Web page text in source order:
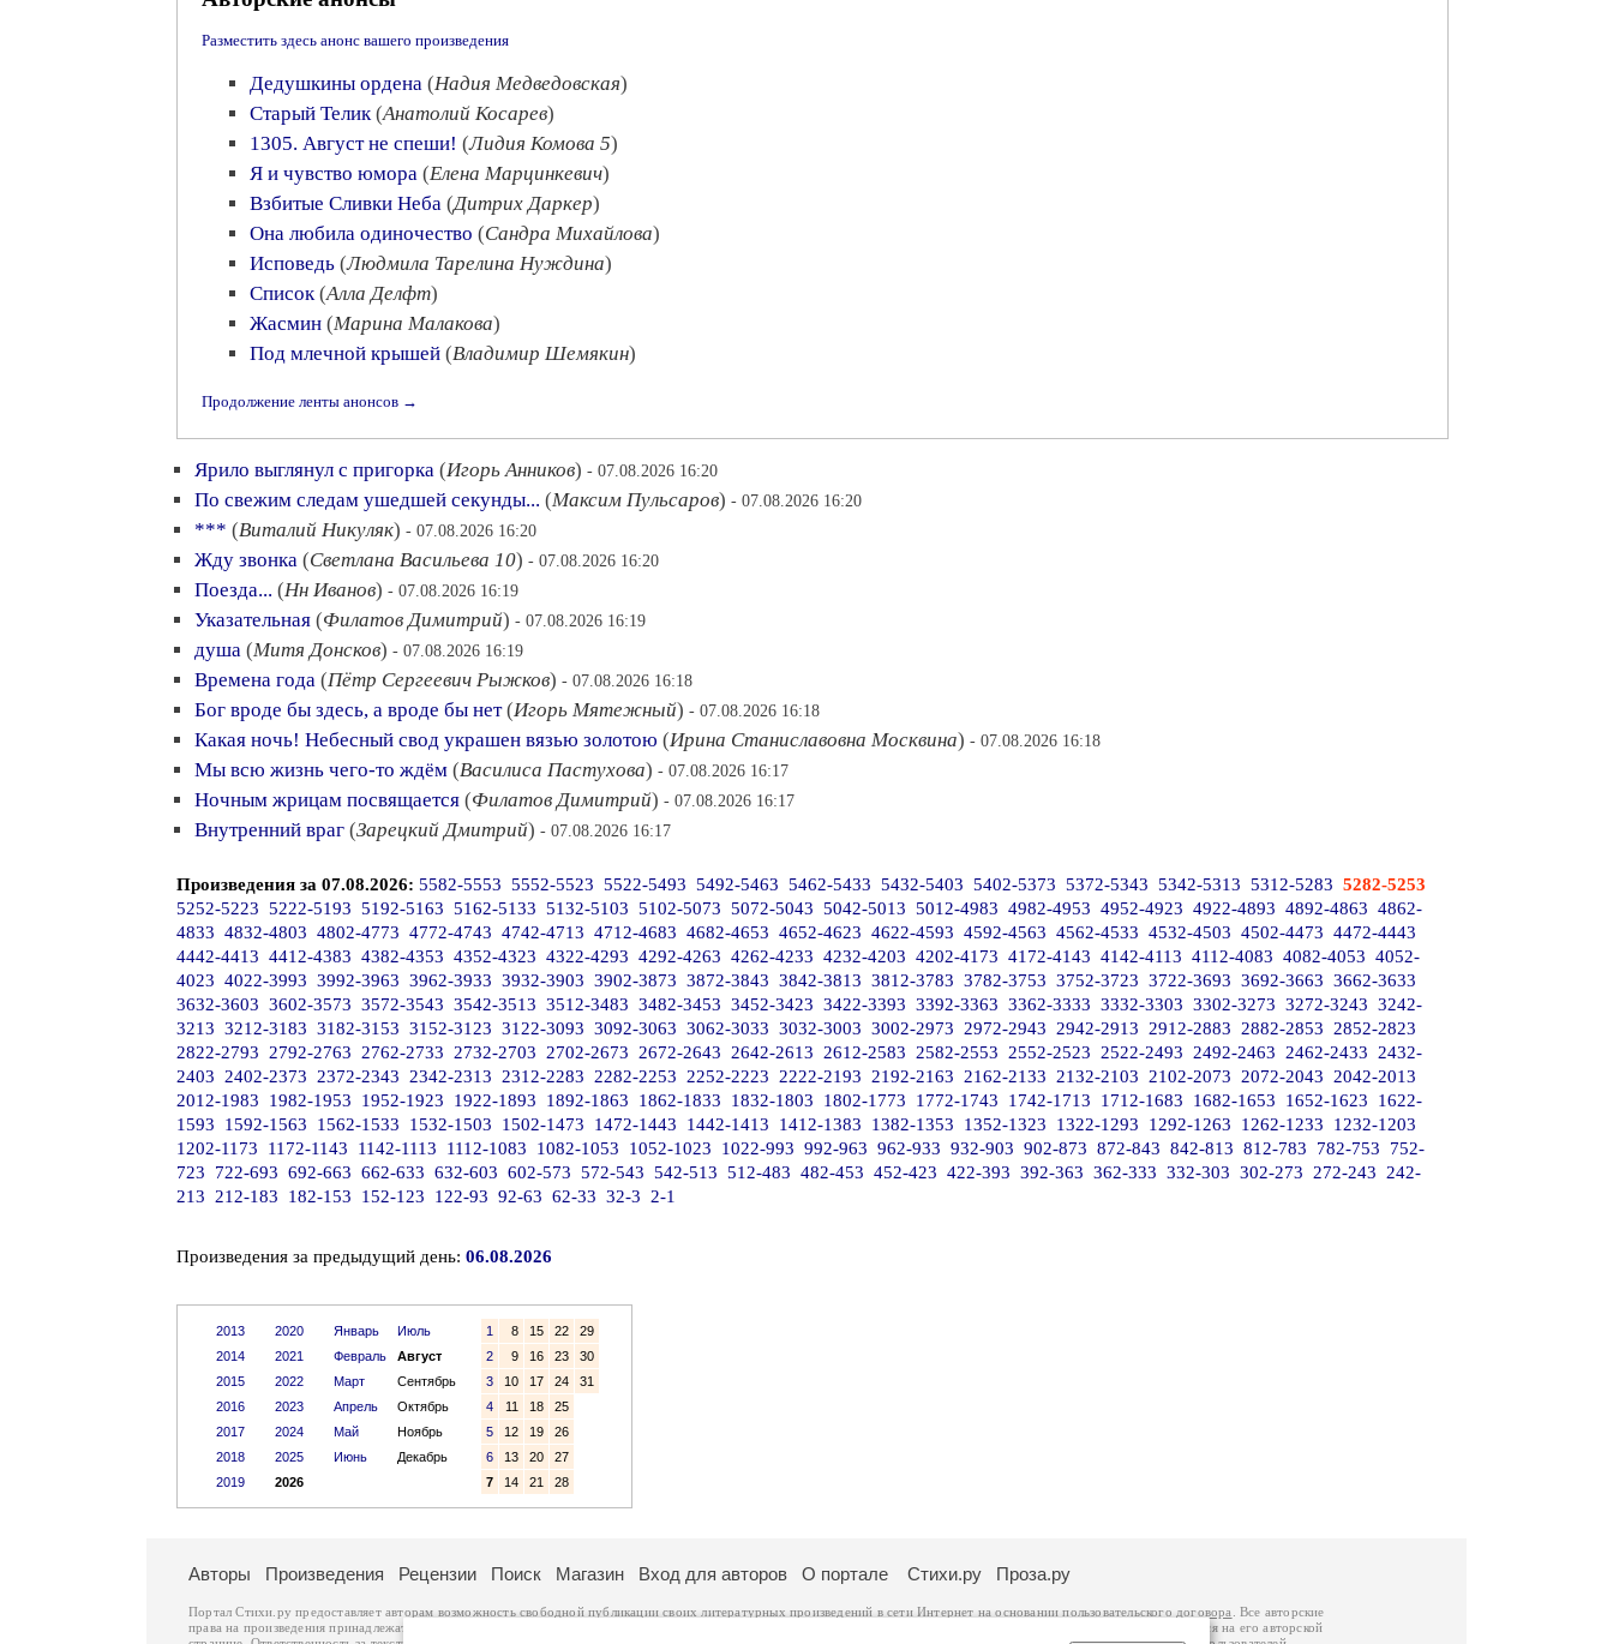
Разместить здесь анонс вашего произведения
Дедушкины ордена (Надия Медведовская)
Старый Телик(Анатолий Косарев)
1305. Август не спеши! (Лидия Комова 5)
Я и чувство юмора (Елена Марцинкевич)
Взбитые Сливки Неба (Дитрих Даркер)
Она любила одиночество (Сандра Михайлова)
Исповедь (Людмила Тарелина Нуждина)
Список(Алла Делфт)
Жасмин (Марина Малакова)
Под млечной крышей (Владимир Шемякин)
Продолжение ленты анонсов →
Ярило выглянул с пригорка (Игорь Анников) - 07.08.2026 16:20
По свежим следам ушедшей секунды... (Максим Пульсаров) - 07.08.2026 16:20
*** (Виталий Никуляк) - 07.08.2026 16:20
Жду звонка (Светлана Васильева 10) - 07.08.2026 16:20
Поезда... (Нн Иванов) - 07.08.2026 16:19
Указательная (Филатов Димитрий) - 07.08.2026 16:19
душа (Митя Донсков) - 07.08.2026 16:19
Времена года (Пётр Сергеевич Рыжков) - 07.08.2026 16:18
Бог вроде бы здесь, а вроде бы нет(Игорь Мятежный) - 07.08.2026 16:18
Какая ночь! Небесный свод украшен вязью золотою (Ирина Станиславовна Москвина) - 07.08.2026 16:18
Мы всю жизнь чего-то ждём (Василиса Пастухова) - 07.08.2026 16:17
Ночным жрицам посвящается (Филатов Димитрий) - 07.08.2026 16:17
Внутренний враг (Зарецкий Дмитрий) - 07.08.2026 16:17
Произведения за 07.08.2026: 5582-5553 5552-5523 5522-5493 5492-5463 5462-5433 5432-5403 5402-5373 5372-5343 5342-5313 5312-5283 5282-5253
5252-5223 5222-5193 5192-5163 5162-5133 5132-5103 5102-5073 5072-5043 5042-5013 5012-4983 4982-4953 4952-4923 4922-4893 4892-4863 4862-
4833 4832-4803 4802-4773 4772-4743 4742-4713 4712-4683 4682-4653 4652-4623 4622-4593 4592-4563 4562-4533 4532-4503 4502-4473 4472-4443
4442-4413 4412-4383 4382-4353 4352-4323 4322-4293 4292-4263 4262-4233 4232-4203 4202-4173 4172-4143 4142-4113 4112-4083 4082-4053 4052-
4023 4022-3993 3992-3963 3962-3933 3932-3903 3902-3873 3872-3843 3842-3813 3812-3783 3782-3753 3752-3723 3722-3693 3692-3663 3662-3633
3632-3603 3602-3573 3572-3543 3542-3513 3512-3483 3482-3453 3452-3423 3422-3393 3392-3363 3362-3333 3332-3303 3302-3273 3272-3243 3242-
3213 3212-3183 3182-3153 3152-3123 3122-3093 3092-3063 3062-3033 3032-3003 3002-2973 2972-2943 2942-2913 2912-2883 2882-2853
2852-2823
2822-2793
2792-2763 2762-2733 2732-2703 2702-2673 2672-2643 2642-2613 2612-2583 2582-2553 2552-2523 2522-2493 2492-2463 2462-2433
2432-
2403
2402-2373 2372-2343 2342-2313 2312-2283 2282-2253 2252-2223 2222-2193 2192-2163 2162-2133 2132-2103 2102-2073 2072-2043
2042-2013
2012-1983
1982-1953 1952-1923 1922-1893 1892-1863 1862-1833 1832-1803 1802-1773 1772-1743 1742-1713 1712-1683 1682-1653 1652-1623
1622-
1593
1592-1563 1562-1533 1532-1503 1502-1473 1472-1443 1442-1413 1412-1383 1382-1353 1352-1323 1322-1293 1292-1263 1262-1233
1232-1203
1202-1173
1172-1143 1142-1113 1112-1083 1082-1053 1052-1023 1022-993 992-963 962-933 932-903 902-873 872-843 842-813 812-783 782-753
752-
723
722-693 692-663 662-633 632-603 602-573 572-543 542-513 512-483 482-453 452-423 422-393 392-363 362-333 332-303 302-273 272-243
242-
213
212-183 182-153 152-123 122-93 92-63 62-33 32-3 2-1
Произведения за предыдущий день: 06.08.2026
2013
2014
2015
2016
2017
2018
2019
2020
2021
2022
2023
2024
2025
2026
Январь
Июль
Февраль
Август
Март
Сентябрь
Апрель
Октябрь
Май
Ноябрь
Июнь
Декабрь
1 8 15 22
29
2
9 16 23
30
3
10 17 24
31
4
11 18
25
5
12 19
26
6
13 20
27
7
14 21 28
Авторы Произведения Рецензии Поиск Магазин Вход для авторов О портале Стихи.ру Проза.ру
Портал Стихи.ру предоставляет авторам возможность свободной публикации своих литературных произведений в сети Интернет на основаниипользовательского договора
. Все авторские
права на произведения принадлежат авторам и охраняются
. Перепечатка произведений возможна только с согласия его автора, к которому вы можете обратиться на его авторской